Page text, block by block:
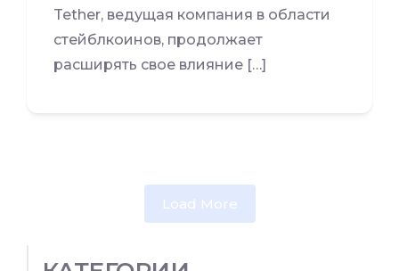
Tether, ведущая компания в области
стейблкоинов, продолжает
расширять свое влияние […]
Load More